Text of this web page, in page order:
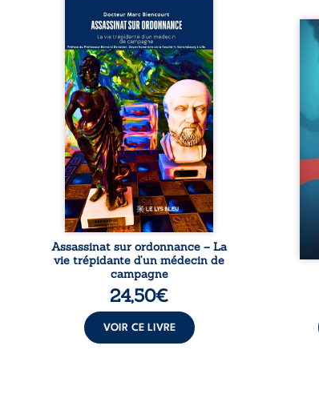
Assassinat sur ordonnance –
La vie trépidante d’un médecin
de campagne est la réédition
enrichie et actualisée du
témoignage du Docteur Marc
Biencourt, ancien médecin de
famille, qui revient sur son
parcours médical, syndical et
ordinal. Depuis septembre
2013, il raconte le long combat
qui l’a conduit à être écarté du
corps médical, malgré une
décision de première instance
Assassinat sur ordonnance – La
vie trépidante d’un médecin de
campagne
24,50€
VOIR CE LIVRE
en
tôt.